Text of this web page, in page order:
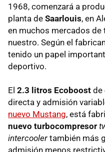
1968, comenzará a
planta de Saarlouis, en
en muchos mercados de
nuestro. Según el
tenido un papel
deportivo.
El 2.3 litros Ecoboost de
directa y admisión
nuevo Mustang, está
nuevo turbocompresor
intercooler también más
admisión menos